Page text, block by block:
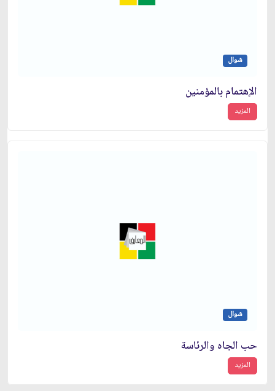
شوال
الإهتمام بالمؤمنين
المزيد
شوال
حب الجاه والرئاسة
المزيد